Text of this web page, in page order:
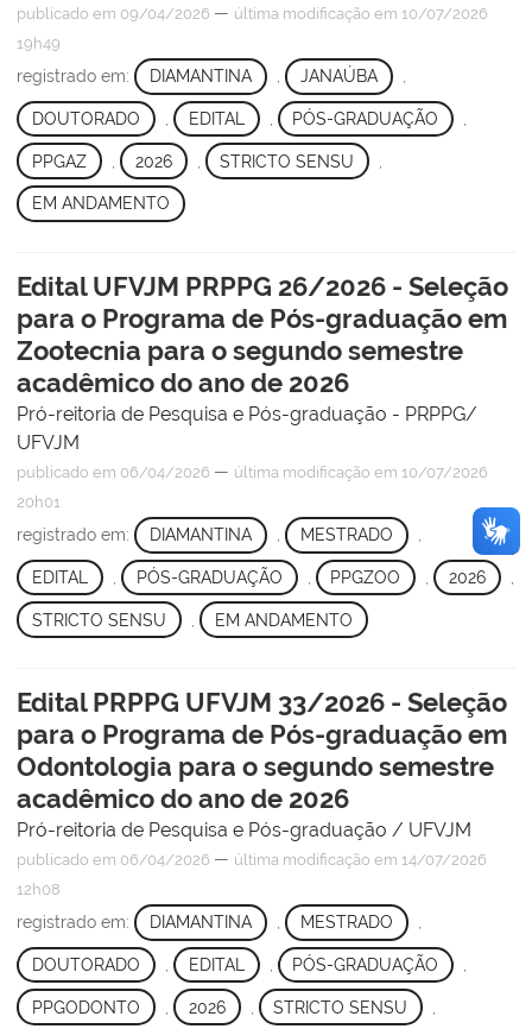
publicado em 09/04/2026 — última modificação em 10/07/2026
19h49
registrado em: DIAMANTINA , JANAÚBA ,
DOUTORADO EDITAL PÓS-GRADUAÇÃO
PPGAZ 2026 STRICTO SENSU
EM ANDAMENTO
Edital UFVJM PRPPG 26/2026 - Seleção
para o Programa de Pós-graduação em
Zootecnia para o segundo semestre
acadêmico do ano de 2026
Pró-reitoria de Pesquisa e Pós-graduação - PRPPG/
UFVJM
publicado em 06/04/2026 — última modificação em 10/07/2026
20h01
registrado em: DIAMANTINA MESTRADO
EDITAL PÓS-GRADUAÇÃO PPGZOO , 2026
STRICTO SENSU EM ANDAMENTO
Edital PRPPG UFVJM 33/2026 - Seleção
para o Programa de Pós-graduação em
Odontologia para o segundo semestre
acadêmico do ano de 2026
Pró-reitoria de Pesquisa e Pós-graduação / UFVJM
publicado em 06/04/2026 — última modificação em 14/07/2026
12h08
registrado em: DIAMANTINA , MESTRADO ,
DOUTORADO EDITAL PÓS-GRADUAÇÃO
PPGODONTO 2026 STRICTO SENSU